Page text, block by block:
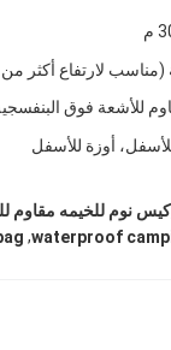
لارتفاع أكثر من 2 متر)
للأشعة فوق
أوزة للأسفل
نوم للخيمه مقاوم
waterproof
,